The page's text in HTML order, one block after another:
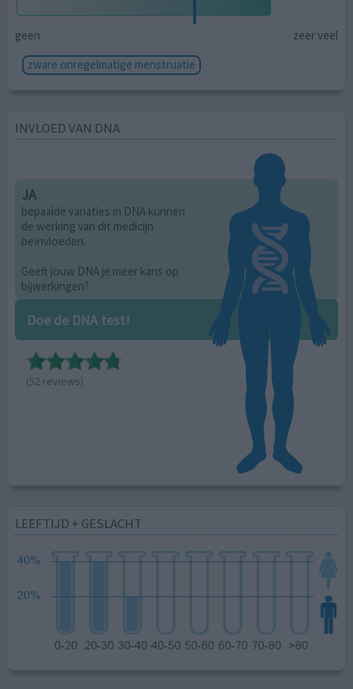
geen
zeer veel
zware onregelmatige menstruatie
INVLOED VAN DNA
JA
bepaalde variaties in DNA kunnen
de werking van dit medicijn
beïnvloeden.
Geeft jouw DNA je meer kans op
bijwerkingen?
Doe de DNA test!
(52 reviews)
LEEFTIJD + GESLACHT